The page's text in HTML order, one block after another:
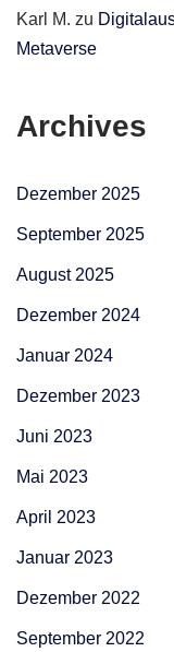
Karl M. zu
Metaverse
Archives
Dezember 2025
September 2025
August 2025
Dezember 2024
Januar 2024
Dezember 2023
Juni 2023
Mai 2023
April 2023
Januar 2023
Dezember 2022
September 2022